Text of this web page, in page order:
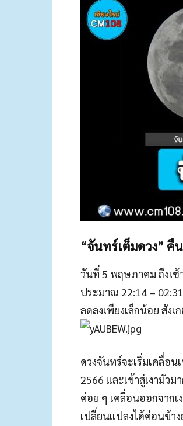
“จันทร์เต็มดวง” คื
วันที่ 5 พฤษภาคม ถึงเช้
ประมาณ 22:14 –
ลดลงเพียงเล็กน้อย สัง
ดวงจันทร์จะเริ่มเคลื่อ
2566 และเข้าสู่เงามัว
ค่อย ๆ เคลื่อนออกจาก
เปลี่ยนแปลงได้ค่อนข้าง